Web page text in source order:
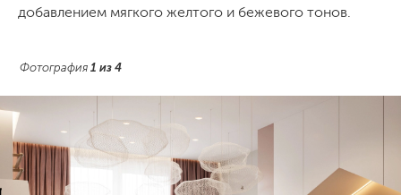
добавлением мягкого желтого и бежевого тонов.
Фотография 1 из 4